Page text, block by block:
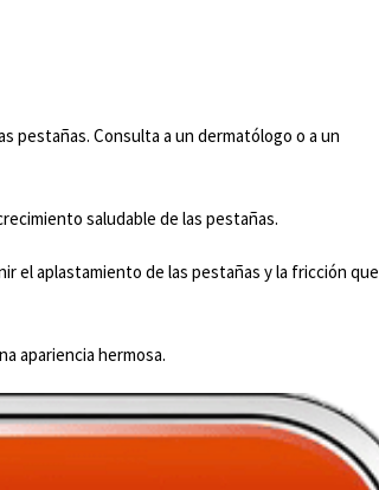
pestañas. Consulta a un dermatólogo o a un
saludable de las pestañas.
el aplastamiento de las pestañas y la fricción que
apariencia hermosa.